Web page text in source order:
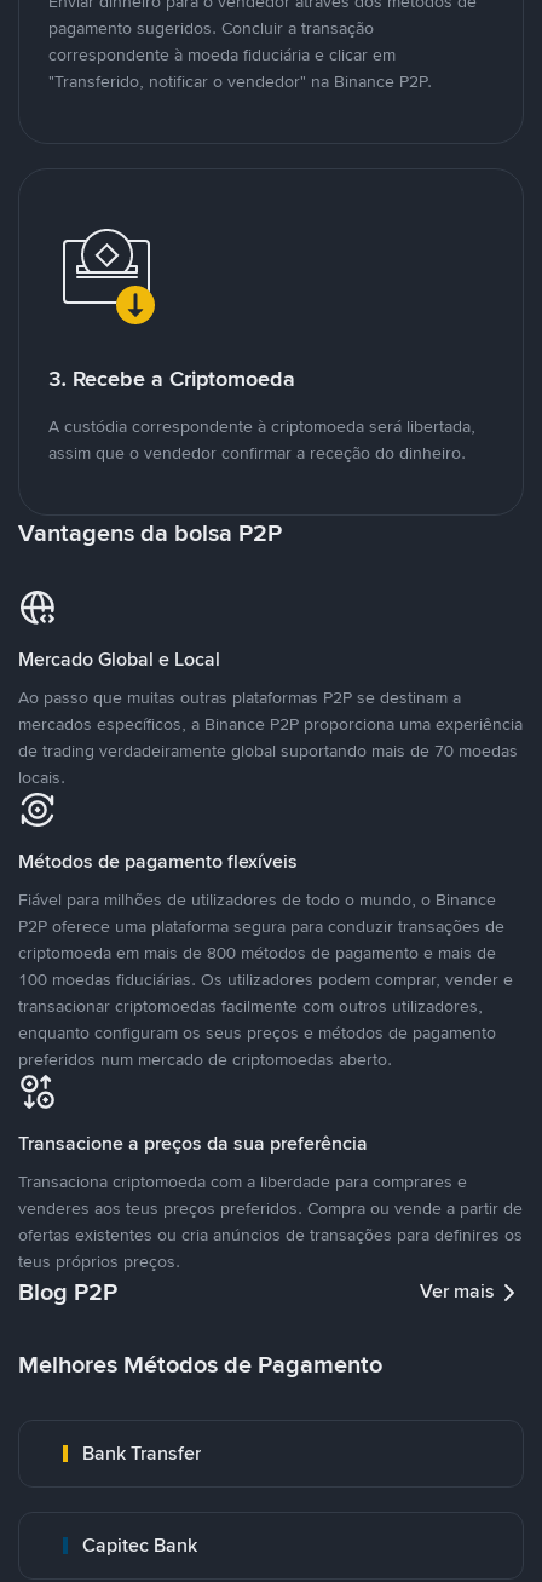
pagamento sugeridos. Concluir a transação
correspondente à moeda fiduciária e clicar em
"Transferido, notificar o vendedor" na Binance P2P.
3. Recebe a Criptomoeda
A custódia correspondente à criptomoeda será libertada,
assim que o vendedor confirmar a receção do dinheiro.
Vantagens da bolsa P2P
Mercado Global e Local
Ao passo que muitas outras plataformas P2P se destinam a
mercados específicos, a Binance P2P proporciona uma experiência
de trading verdadeiramente global suportando mais de 70 moedas
locais.
Métodos de pagamento flexíveis
Fiável para milhões de utilizadores de todo o mundo, o Binance
P2P oferece uma plataforma segura para conduzir transações de
criptomoeda em mais de 800 métodos de pagamento e mais de
100 moedas fiduciárias. Os utilizadores podem comprar, vender e
transacionar criptomoedas facilmente com outros utilizadores,
enquanto configuram os seus preços e métodos de pagamento
preferidos num mercado de criptomoedas aberto.
Transacione a preços da sua preferência
Transaciona criptomoeda com a liberdade para comprares e
venderes aos teus preços preferidos. Compra ou vende a partir de
ofertas existentes ou cria anúncios de transações para definires os
teus próprios preços.
Blog P2P Ver mais
Melhores Métodos de Pagamento
Bank Transfer
Capitec Bank